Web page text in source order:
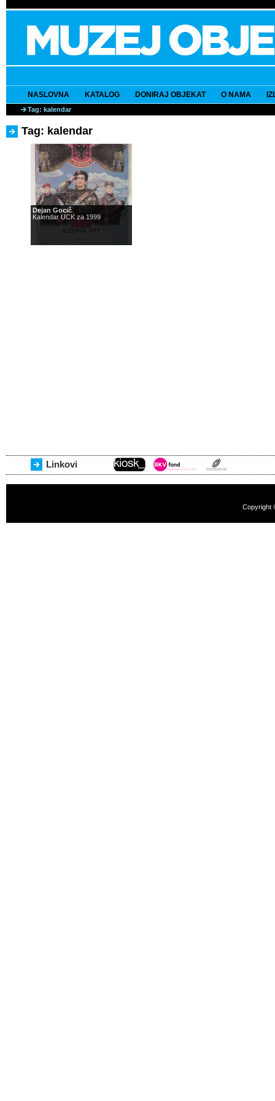
NASLOVNA KATALOG DONIRAJ OBJEKAT O NAMA
Tag: kalendar
Tag: kalendar
Dejan Gocič
Kalendar UCK za 1999
Linkovi
Copyright